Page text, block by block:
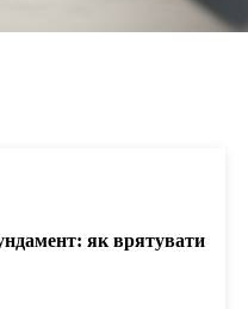
як врятувати